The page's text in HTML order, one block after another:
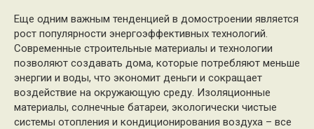
Еще одним важным тенденцией в домостроении является
рост популярности энергоэффективных технологий.
Современные строительные материалы и технологии
позволяют создавать дома, которые потребляют меньше
энергии и воды, что экономит деньги и сокращает
воздействие на окружающую среду. Изоляционные
материалы, солнечные батареи, экологически чистые
системы отопления и кондиционирования воздуха – все